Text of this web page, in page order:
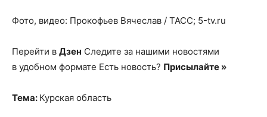
Фото, видео: Прокофьев Вячеслав / ТАСС; 5-tv.ru
Перейти в Дзен Следите за нашими новостями
в удобном формате Есть новость? Присылайте »
Тема: Курская область